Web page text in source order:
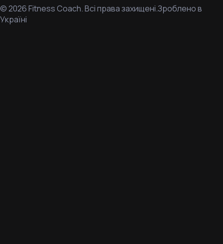
©2026Fitness Coach.Всі права захищені.Зроблено в
Україні